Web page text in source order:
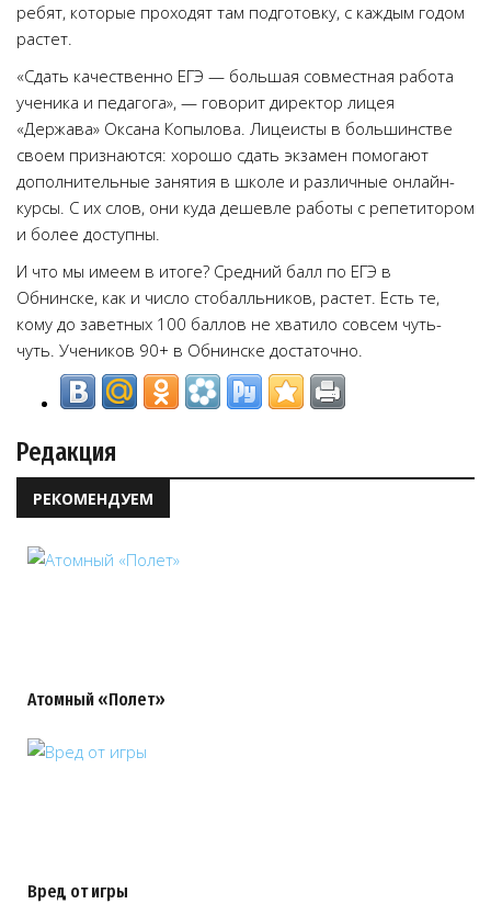
ребят, которые проходят там подготовку, с каждым годом
растет.
«Сдать качественно ЕГЭ — большая совместная работа
ученика и педагога», — говорит директор лицея
«Держава» Оксана Копылова. Лицеисты в большинстве
своем признаются: хорошо сдать экзамен помогают
дополнительные занятия в школе и различные онлайн-
курсы. С их слов, они куда дешевле работы с репетитором
и более доступны.
И что мы имеем в итоге? Средний балл по ЕГЭ в
Обнинске, как и число стобалльников, растет. Есть те,
кому до заветных 100 баллов не хватило совсем чуть-
чуть. Учеников 90+ в Обнинске достаточно.
Редакция
РЕКОМЕНДУЕМ
Атомный «Полет»
Вред от игры